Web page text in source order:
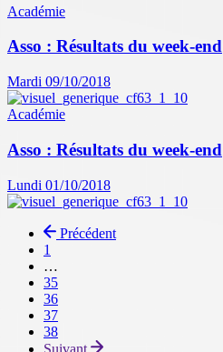
Académie
Asso : Résultats du week-end
Mardi 09/10/2018
Académie
Asso : Résultats du week-end
Lundi 01/10/2018
Précédent
Première
page
1
…
Page
35
Page
36
Page
37
Page
courante
38
Suivant